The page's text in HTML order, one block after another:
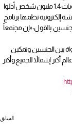
العمل (وجميعها مسائل أساسية لتمكين المرأة) في مقدمة أولويات 1.4 مليون شخص أدلوا
إلكترونية نظمها برنامج
بالقول: «إن مجتمعاً
بين الجنسين وتمكين
أكثر إشمالاً للجميع وأكثر
السابق